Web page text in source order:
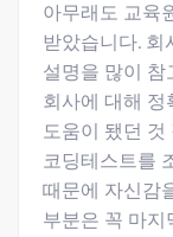
아무래도 교육
받았습니다. 회
설명을 많이 참
회사에 대해 정
도움이 됐던 것
코딩테스트를
때문에 자신감
부분은 꼭 마지